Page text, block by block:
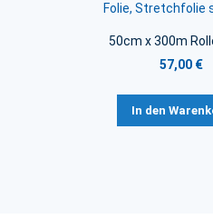
Folie, Stretchfolie
50cm x 300m
57,00 €
In den